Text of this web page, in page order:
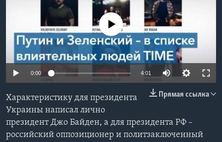
Learning English
СОЦИАЛЬНЫЕ СЕТИ
No media source currently available
0:00 4:01
Прямая ссылка
Характеристику для президента
Украины написал лично
президент Джо Байден, а для президента РФ –
российский оппозиционер и политзаключенный